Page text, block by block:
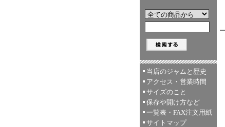
当店のジャムと歴史
アクセス・営業時間
サイズのこと
保存や開け方など
一覧表・FAX注文用紙
サイトマップ